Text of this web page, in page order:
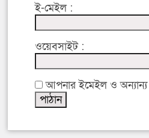
ই-মেইল :
ওয়েবসাইট :
আপনার ইমেইল ও